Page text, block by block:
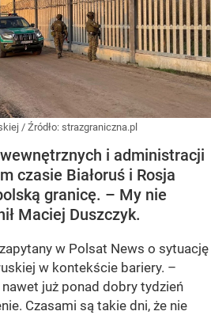
/ Źródło: strazgraniczna.pl
i administracji
czasie Białoruś i Rosja
granicę. – My nie
Maciej Duszczyk.
w Polsat News o sytuację
w kontekście bariery. –
już ponad dobry tydzień
Czasami są takie dni, że nie